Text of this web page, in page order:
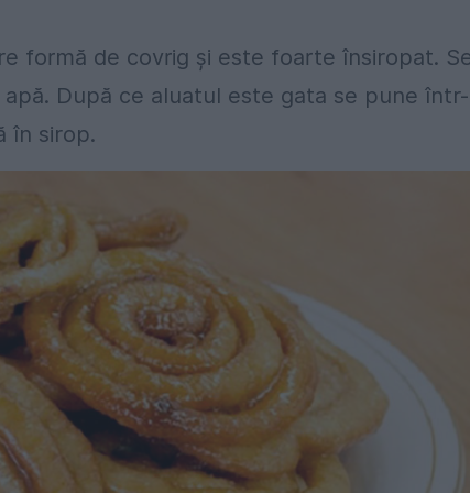
formă de covrig și este foarte însiropat.
După ce aluatul este gata se pune
în sirop.